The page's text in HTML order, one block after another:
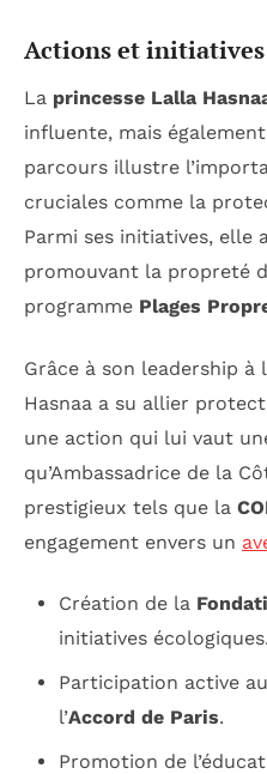
Actions et
La princesse Lalla
influente, mais
parcours illustre
cruciales comme la
Parmi ses initiatives, elle
promouvant la propreté
programme Plages
Grâce à son leadership à
Hasnaa a su allier
une action qui lui vaut
qu’Ambassadrice de la
prestigieux tels que la
engagement envers un
Création de la
initiatives écologiques.
Participation active
l’Accord de Paris.
Promotion de